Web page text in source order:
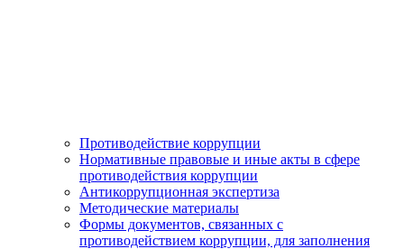
Противодействие коррупции
Нормативные правовые и иные акты в сфере
противодействия коррупции
Антикоррупционная экспертиза
Методические материалы
Формы документов, связанных с
противодействием коррупции, для заполнения